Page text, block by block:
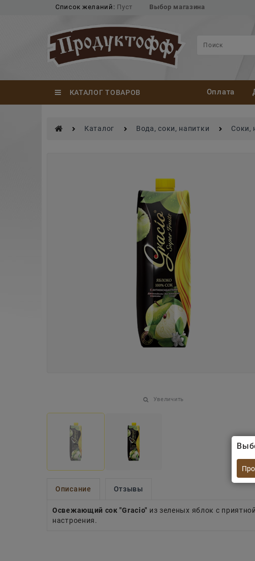
Список желаний: Пуст Выбор магазина
КАТАЛОГ ТОВАРОВ Оплата
Каталог Вода, соки, напитки Соки,
Увеличить
Описание Отзывы
Освежающий сок "Gracio" из зеленых яблок с
настроения.